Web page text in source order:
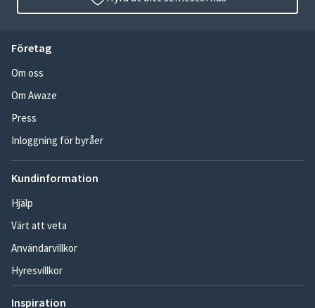
Företag
Om oss
Om Awaze
Press
Inloggning för byråer
Kundinformation
Hjälp
Värt att veta
Användarvillkor
Hyresvillkor
Inspiration